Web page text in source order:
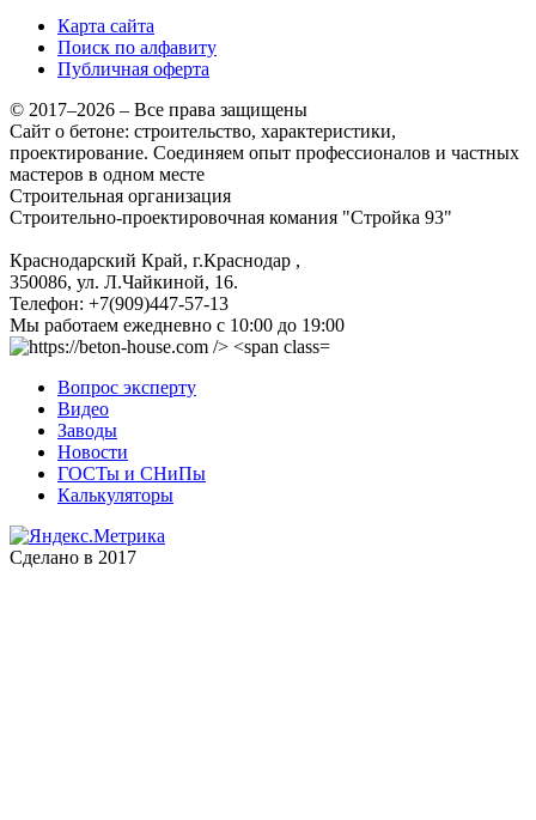
Карта сайта
Поиск по алфавиту
Публичная оферта
© 2017–2026 – Все права защищены
Сайт о бетоне: строительство, характеристики,
проектирование. Соединяем опыт профессионалов и частных
мастеров в одном месте
Строительная организация
Строительно-проектировочная комания "Стройка 93"
Краснодарский Край, г.Краснодар ,
350086, ул. Л.Чайкиной, 16.
Телефон: +7(909)447-57-13
Мы работаем ежедневно с 10:00 до 19:00
Вопрос эксперту
Видео
Заводы
Новости
ГОСТы и СНиПы
Калькуляторы
Сделано в 2017